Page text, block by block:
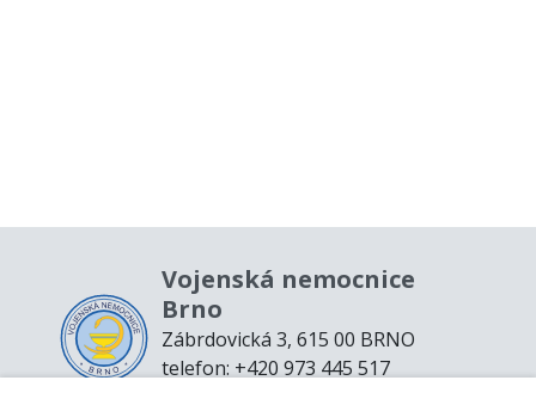
Vojenská nemocnice
Brno
Zábrdovická 3, 615 00 BRNO
telefon: +420 973 445 517